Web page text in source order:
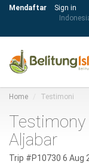
Mendaftar
Sign in
Home Testimoni
Testimony
Aljabar
Trip #P10730 6 Aug